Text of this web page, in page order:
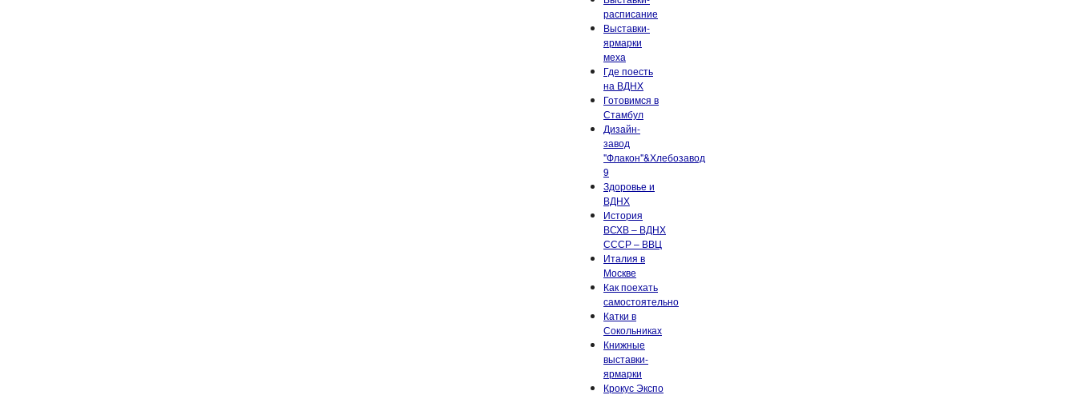
расписание
Выставки-
ярмарки
меха
Где поесть
на ВДНХ
Готовимся в
Стамбул
Дизайн-
завод
"Флакон"&Хлебозавод
9
Здоровье и
ВДНХ
История
ВСХВ – ВДНХ
СССР – ВВЦ
Италия в
Москве
Как поехать
самостоятельно
Катки в
Сокольниках
Книжные
выставки-
ярмарки
Крокус Экспо